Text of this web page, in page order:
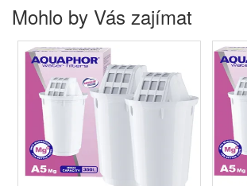
Mohlo by Vás zajímat